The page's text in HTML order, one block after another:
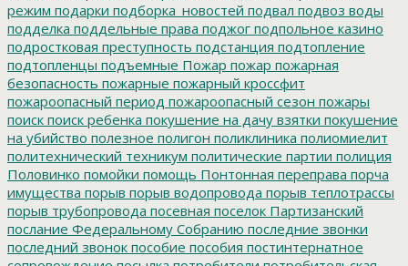
режим подарки подборка_новостей подвал подвоз воды
подделка поддельные права поджог подпольное казино
подростковая преступность подстанция подтопление
подтопленцы подъемные Пожар пожар пожарная
безопасность пожарные пожарный кроссфит
пожароопасный период пожароопасный сезон пожары
поиск поиск ребенка покушение на дачу взятки покушение
на убийство полезное полигон поликлиника полиомиелит
политехнический техникум политические партии полиция
Половинко помойки помощь Понтонная переправа порча
имущества порыв порыв водопровода порыв теплотрассы
порыв трубопровода посевная поселок Партизанский
послание Федеральному Собранию последние звонки
последний звонок пособие пособия постинтернатное